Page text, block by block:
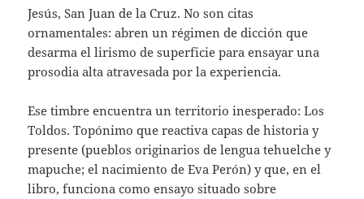
Jesús, San Juan de la Cruz. No son citas
ornamentales: abren un régimen de dicción que
desarma el lirismo de superficie para ensayar una
prosodia alta atravesada por la experiencia.
Ese timbre encuentra un territorio inesperado: Los
Toldos. Topónimo que reactiva capas de historia y
presente (pueblos originarios de lengua tehuelche y
mapuche; el nacimiento de Eva Perón) y que, en el
libro, funciona como ensayo situado sobre